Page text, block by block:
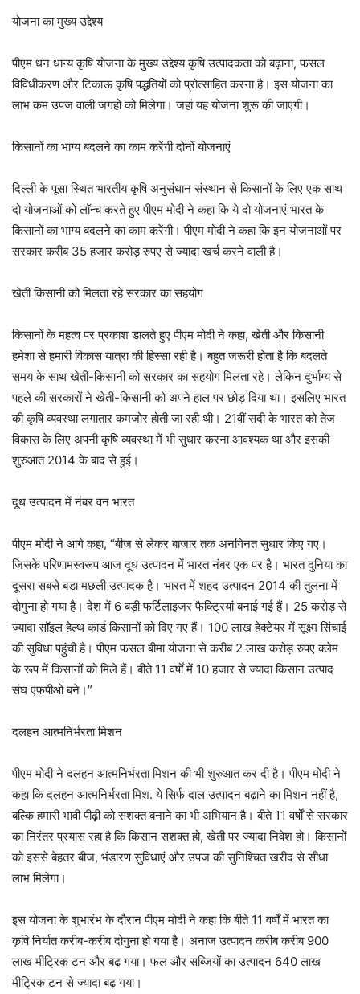
योजना का मुख्य उद्देश्य
पीएम धन धान्य कृषि योजना के मुख्य उद्देश्य कृषि उत्पादकता को बढ़ाना, फसल
विविधीकरण और टिकाऊ कृषि पद्धतियों को प्रोत्साहित करना है। इस योजना का
लाभ कम उपज वाली जगहों को मिलेगा। जहां यह योजना शुरू की जाएगी।
किसानों का भाग्य बदलने का काम करेंगी दोनों योजनाएं
दिल्ली के पूसा स्थित भारतीय कृषि अनुसंधान संस्थान से किसानों के लिए एक साथ
दो योजनाओं को लॉन्च करते हुए पीएम मोदी ने कहा कि ये दो योजनाएं भारत के
किसानों का भाग्य बदलने का काम करेंगी। पीएम मोदी ने कहा कि इन योजनाओं पर
सरकार करीब 35 हजार करोड़ रुपए से ज्यादा खर्च करने वाली है।
खेती किसानी को मिलता रहे सरकार का सहयोग
किसानों के महत्व पर प्रकाश डालते हुए पीएम मोदी ने कहा, खेती और किसानी
हमेशा से हमारी विकास यात्रा की हिस्सा रही है। बहुत जरूरी होता है कि बदलते
समय के साथ खेती-किसानी को सरकार का सहयोग मिलता रहे। लेकिन दुर्भाग्य से
पहले की सरकारों ने खेती-किसानी को अपने हाल पर छोड़ दिया था। इसलिए भारत
की कृषि व्यवस्था लगातार कमजोर होती जा रही थी। 21वीं सदी के भारत को तेज
विकास के लिए अपनी कृषि व्यवस्था में भी सुधार करना आवश्यक था और इसकी
शुरुआत 2014 के बाद से हुई।
दूध उत्पादन में नंबर वन भारत
पीएम मोदी ने आगे कहा, “बीज से लेकर बाजार तक अनगिनत सुधार किए गए।
जिसके परिणामस्वरूप आज दूध उत्पादन में भारत नंबर एक पर है। भारत दुनिया का
दूसरा सबसे बड़ा मछली उत्पादक है। भारत में शहद उत्पादन 2014 की तुलना में
दोगुना हो गया है। देश में 6 बड़ी फर्टिलाइजर फैक्ट्रियां बनाई गई हैं। 25 करोड़ से
ज्यादा सॉइल हेल्थ कार्ड किसानों को दिए गए हैं। 100 लाख हेक्टेयर में सूक्ष्म सिंचाई
की सुविधा पहुंची है। पीएम फसल बीमा योजना से करीब 2 लाख करोड़ रुपए क्लेम
के रूप में किसानों को मिले हैं। बीते 11 वर्षों में 10 हजार से ज्यादा किसान उत्पाद
संघ एफपीओ बने।”
दलहन आत्मनिर्भरता मिशन
पीएम मोदी ने दलहन आत्मनिर्भरता मिशन की भी शुरुआत कर दी है। पीएम मोदी ने
कहा कि दलहन आत्मनिर्भरता मिश. ये सिर्फ दाल उत्पादन बढ़ाने का मिशन नहीं है,
बल्कि हमारी भावी पीढ़ी को सशक्त बनाने का भी अभियान है। बीते 11 वर्षों से सरकार
का निरंतर प्रयास रहा है कि किसान सशक्त हो, खेती पर ज्यादा निवेश हो। किसानों
को इससे बेहतर बीज, भंडारण सुविधाएं और उपज की सुनिश्चित खरीद से सीधा
लाभ मिलेगा।
इस योजना के शुभारंभ के दौरान पीएम मोदी ने कहा कि बीते 11 वर्षों में भारत का
कृषि निर्यात करीब-करीब दोगुना हो गया है। अनाज उत्पादन करीब करीब 900
लाख मीट्रिक टन और बढ़ गया। फल और सब्जियों का उत्पादन 640 लाख
मीट्रिक टन से ज्यादा बढ़ गया।